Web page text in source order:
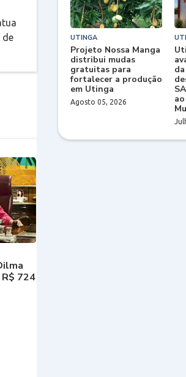
de
724
UTINGA
Projeto Nossa Manga
distribui mudas
gratuitas para
fortalecer a produção
em Utinga
Agosto 05, 2026